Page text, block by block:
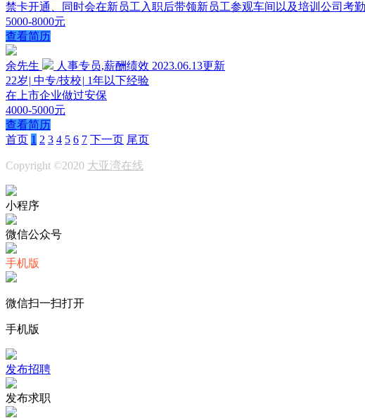
禁卡开通、同时会在新员工入职后带领新员工参观车间以及培训公司考
5000-8000元
查看简历
余先生 人事专员,薪酬绩效 2023.06.13更新
22岁| 中专/技校| 1年以下经验
在上市企业做过安保
4000-5000元
查看简历
首页 1 2 3 4 5 6 7 下一页 尾页
Copyright ©2020 大亚湾在线
小程序
微信公众号
手机版
微信扫一扫打开
手机版
发布招聘
发布求职